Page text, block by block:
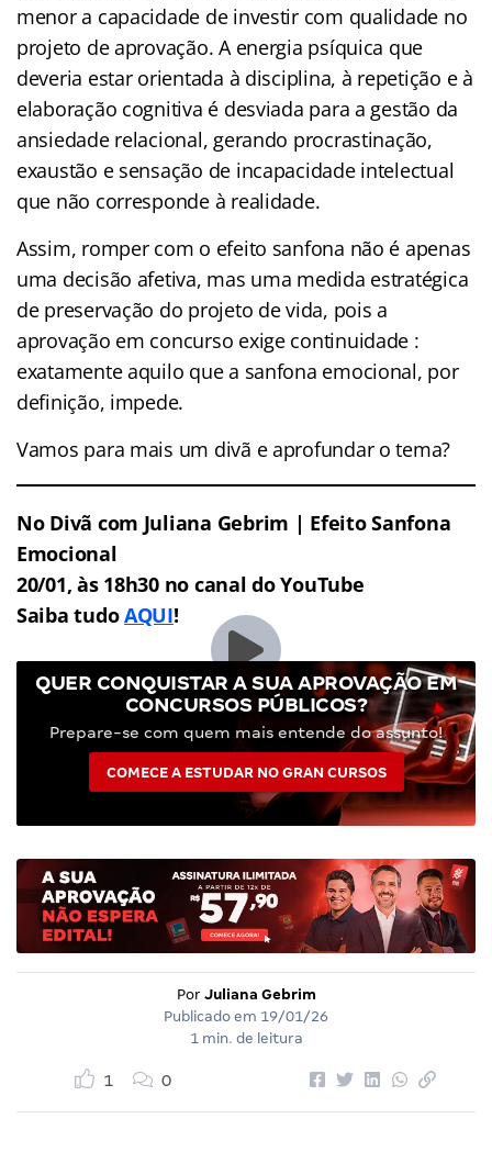
menor a capacidade de investir com qualidade no
projeto de aprovação. A energia psíquica que
deveria estar orientada à disciplina, à repetição e à
elaboração cognitiva é desviada para a gestão da
ansiedade relacional, gerando procrastinação,
exaustão e sensação de incapacidade intelectual
que não corresponde à realidade.
Assim, romper com o efeito sanfona não é apenas
uma decisão afetiva, mas uma medida estratégica
de preservação do projeto de vida, pois a
aprovação em concurso exige continuidade :
exatamente aquilo que a sanfona emocional, por
definição, impede.
Vamos para mais um divã e aprofundar o tema?
No Divã com Juliana Gebrim | Efeito Sanfona
Emocional
20/01, às 18h30 no canal do YouTube
Saiba tudoAQUI!
QUER CONQUISTAR A SUA APROVAÇÃO EM
CONCURSOS PÚBLICOS?
Prepare-se com quem mais entende do assunto!
COMECE A ESTUDAR NO GRAN CURSOS
Por Juliana Gebrim
Publicado em 19/01/26
1 min. de leitura
1 0